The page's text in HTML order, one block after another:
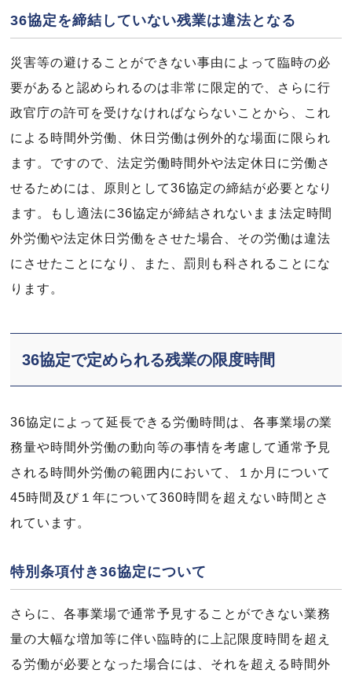
36協定を締結していない残業は違法となる
災害等の避けることができない事由によって臨時の必
要があると認められるのは非常に限定的で、さらに行
政官庁の許可を受けなければならないことから、これ
による時間外労働、休日労働は例外的な場面に限られ
ます。ですので、法定労働時間外や法定休日に労働さ
せるためには、原則として36協定の締結が必要となり
ます。もし適法に36協定が締結されないまま法定時間
外労働や法定休日労働をさせた場合、その労働は違法
にさせたことになり、また、罰則も科されることにな
ります。
36協定で定められる残業の限度時間
36協定によって延長できる労働時間は、各事業場の業
務量や時間外労働の動向等の事情を考慮して通常予見
される時間外労働の範囲内において、１か月について
45時間及び１年について360時間を超えない時間とさ
れています。
特別条項付き36協定について
さらに、各事業場で通常予見することができない業務
量の大幅な増加等に伴い臨時的に上記限度時間を超え
る労働が必要となった場合には、それを超える時間外